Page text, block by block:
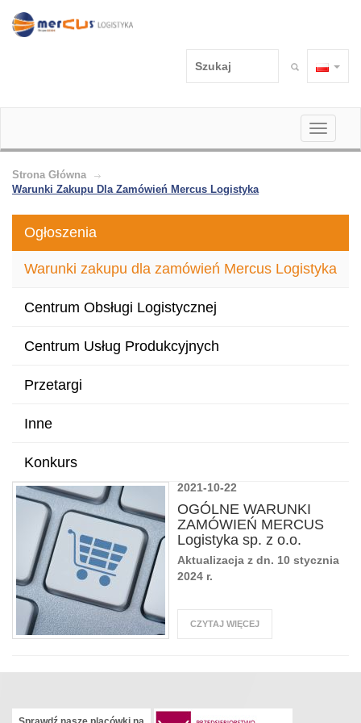
Toggle
Strona Główna
Warunki Zakupu Dla Zamówień Mercus Logistyka
Ogłoszenia
Warunki zakupu dla zamówień Mercus Logistyka
Centrum Obsługi Logistycznej
Centrum Usług Produkcyjnych
Przetargi
Inne
Konkurs
2021-10-22
OGÓLNE WARUNKI
ZAMÓWIEŃ MERCUS
Logistyka sp. z o.o.
Aktualizacja z dn. 10 stycznia
2024 r.
CZYTAJ WIĘCEJ